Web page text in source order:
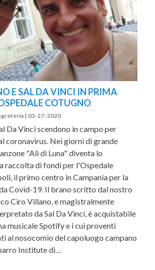
E SAL DA VINCI IN PRIMA
COTUGNO
| 03-27-2020
Da Vinci scendono in campo per
coronavirus. Nei giorni di grande
"Ali di Luna" diventa lo
raccolta di fondi per l'Ospedale
il primo centro in Campania per la
Covid-19. Il brano scritto dal nostro
Ciro Villano, e magistralmente
da Sal Da Vinci, è acquistabile
musicale Spotify e i cui proventi
al nosocomio del capoluogo campano
Institute di…